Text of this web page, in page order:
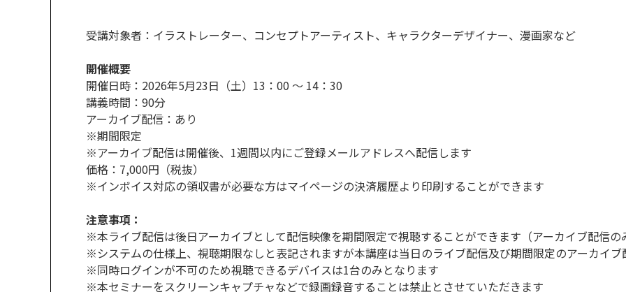
受講対象者：イラストレーター、コンセプトアーティスト、キャラクターデザイナー、漫画家など
開催概要
開催日時：2026年5月23日（土）13：00 ～ 14：30
講義時間：90分
アーカイブ配信：あり
※期間限定
※アーカイブ配信は開催後、1週間以内にご登録メールアドレスへ配信します
価格：7,000円（税抜）
※インボイス対応の領収書が必要な方はマイページの決済履歴より印刷することができます
注意事項：
※本ライブ配信は後日アーカイブとして配信映像を期間限定で視聴することができます（アーカイブ配信
※システムの仕様上、視聴期限なしと表記されますが本講座は当日のライブ配信及び期間限定のアーカイ
※同時ログインが不可のため視聴できるデバイスは1台のみとなります
※本セミナーをスクリーンキャプチャなどで録画録音することは禁止とさせていただきます